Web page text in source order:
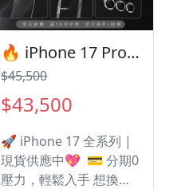
知並且協助處理 • 全新品
機店家保固15天 • 店家
擁有隨時修改、變更、
暫停活動之權利
🔥 iPhone 17 Pro Max 256G 正式開賣！有額度快速過件 🎯 想換新機？現在就是最佳時機！現貨當天審件當天過件即可以馬上寄出
$45,500
$43,500
🚀 iPhone 17 全系列 |
現貨供應中💖 💳 分期0
壓力，輕鬆入手 想換新